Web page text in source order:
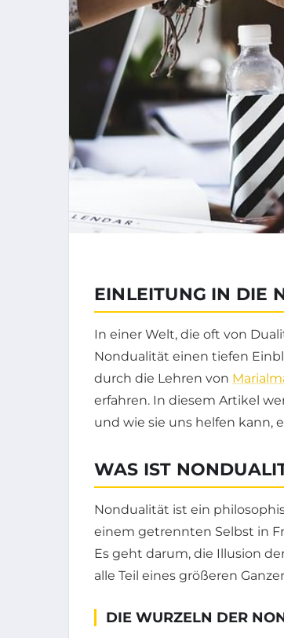
EINLEITUNG IN DIE
In einer Welt, die oft von
Nondualität einen tiefen
durch die Lehren von
erfahren. In diesem Artikel
und wie sie uns helfen kann,
WAS IST
Nondualität ist ein
einem getrennten Selbst in
Es geht darum, die Illusion
alle Teil eines größeren
DIE WURZELN DER